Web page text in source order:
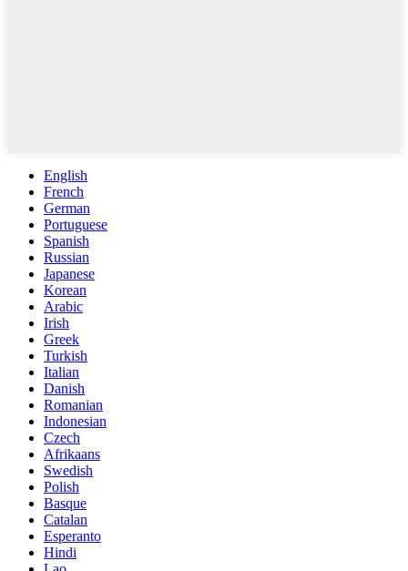
English
French
German
Portuguese
Spanish
Russian
Japanese
Korean
Arabic
Irish
Greek
Turkish
Italian
Danish
Romanian
Indonesian
Czech
Afrikaans
Swedish
Polish
Basque
Catalan
Esperanto
Hindi